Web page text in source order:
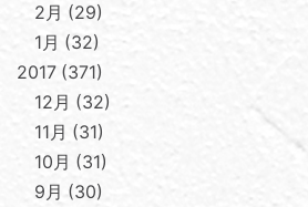
2月
29
1月
32
2017 371
12月
32
11月
31
10月
31
9月
30